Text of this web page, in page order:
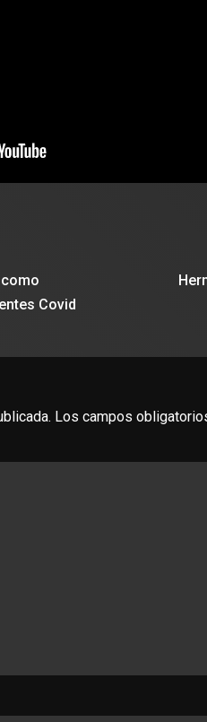
Covid
Los campos